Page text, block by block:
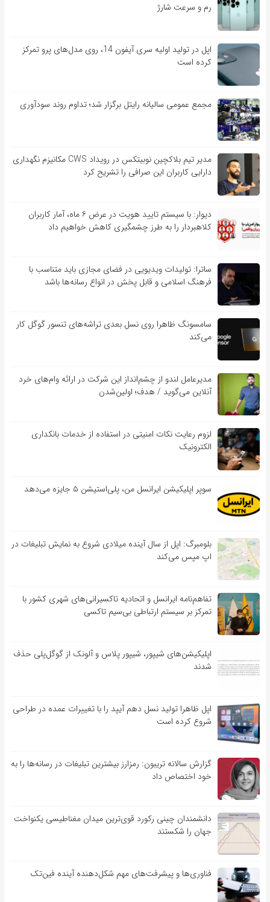
رم و سرعت شارژ
اپل در تولید اولیه سری آیفون 14، روی مدل‌های پرو تمرکز
کرده است
مجمع عمومی سالیانه رایتل برگزار شد؛ تداوم روند سودآوری
مدیر تیم بلاکچین نوبیتکس در رویداد CWS مکانیزم نگهداری
دارایی کاربران این صرافی را تشریح کرد
دیوار: با سیستم تایید هویت در عرض ۶ ماه، آمار کاربران
کلاهبردار را به طرز چشمگیری کاهش خواهیم داد
ساترا: تولیدات ویدیویی در فضای مجازی باید متناسب با
فرهنگ اسلامی و قابل پخش در انواع رسانه‌ها باشد
سامسونگ ظاهرا روی نسل بعدی تراشه‌های تنسور گوگل کار
می‌کند
مدیرعامل لندو از چشم‌انداز این شرکت در ارائه وام‌های خرد
آنلاین می‌گوید / هدف؛ اولین‌شدن
لزوم رعایت نکات امنیتی در استفاده از خدمات بانکداری
الکترونیک
سوپر اپلیکیشن ایرانسل من، پلی‌استیشن ۵ جایزه می‌دهد
بلومبرگ: اپل از سال آینده میلادی شروع به نمایش تبلیغات در
اپ مپس می‌کند
تفاهم‌نامه‌ ایرانسل و اتحادیه تاکسیرانی‌های شهری کشور با
تمرکز بر سیستم ارتباطی بی‌سیم تاکسی
اپلیکیشن‌های شیپور، شیپور پلاس و آلونک از گوگل‌پلی حذف
شدند
اپل ظاهرا تولید نسل دهم آیپد را با تغییرات عمده در طراحی
شروع کرده است
گزارش سالانه تریبون: رمزارز بیشترین تبلیغات در رسانه‌ها را به
خود اختصاص داد
دانشمندان چینی رکورد قوی‌ترین میدان مغناطیسی یکنواخت
جهان را شکستند
فناوری‌ها و پیشرفت‌های مهم شکل‌دهنده آینده فین‌تک